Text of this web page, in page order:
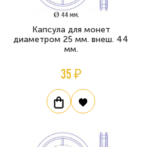
Капсула для монет
диаметром 25 мм. внеш. 44
мм.
35 ₽